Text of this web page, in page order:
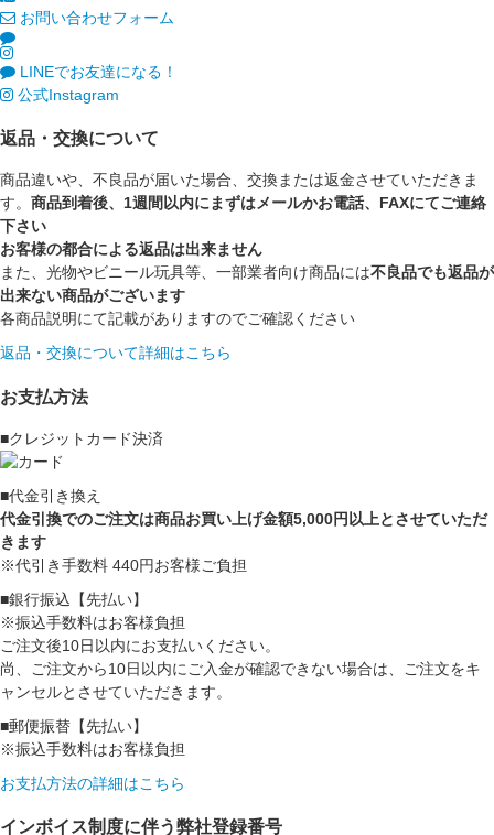
お問い合わせフォーム
LINEでお友達になる！
公式Instagram
返品・交換について
商品違いや、不良品が届いた場合、交換または返金させていただきま
す。 商品到着後、1週間以内にまずはメールかお電話、FAXにてご連絡
下さい
お客様の都合による返品は出来ません
また、光物やビニール玩具等、一部業者向け商品には不良品でも返品が
出来ない商品がございます
各商品説明にて記載がありますのでご確認ください
返品・交換について詳細はこちら
お支払方法
■クレジットカード決済
■代金引き換え
代金引換でのご注文は商品お買い上げ金額5,000円以上とさせていただ
きます
※代引き手数料 440円お客様ご負担
■銀行振込【先払い】
※振込手数料はお客様負担
ご注文後10日以内にお支払いください。
尚、ご注文から10日以内にご入金が確認できない場合は、ご注文をキ
ャンセルとさせていただきます。
■郵便振替【先払い】
※振込手数料はお客様負担
お支払方法の詳細はこちら
インボイス制度に伴う弊社登録番号